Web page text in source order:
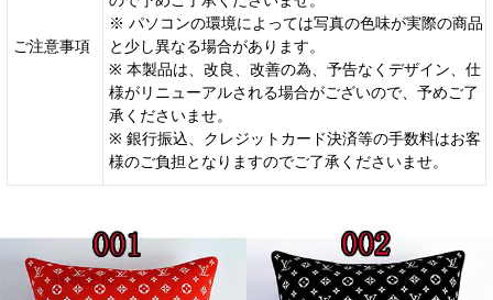
ご注意事項
※ パソコンの環境によっては写真の色味が実際の商品
と少し異なる場合があります。
※ 本製品は、改良、改善の為、予告なくデザイン、仕
様がリニューアルされる場合がございので、予めご了
承くださいませ。
※ 銀行振込、クレジットカード決済等の手数料はお客
様のご負担となりますのでご了承くださいませ。